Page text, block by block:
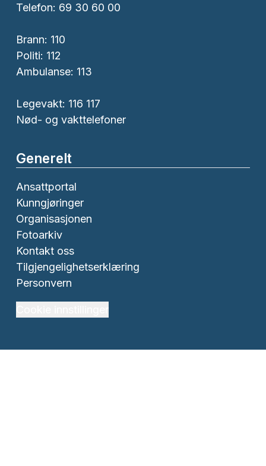
Telefon: 69 30 60 00
Brann: 110
Politi: 112
Ambulanse: 113
Legevakt: 116 117
Nød- og vakttelefoner
Generelt
Ansattportal
Kunngjøringer
Organisasjonen
Fotoarkiv
Kontakt oss
Tilgjengelighetserklæring
Personvern